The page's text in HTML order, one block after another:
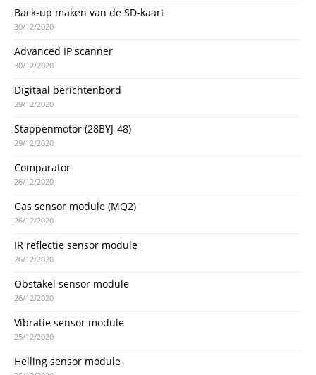
Back-up maken van de SD-kaart
30/12/2020
Advanced IP scanner
30/12/2020
Digitaal berichtenbord
29/12/2020
Stappenmotor (28BYJ-48)
29/12/2020
Comparator
26/12/2020
Gas sensor module (MQ2)
26/12/2020
IR reflectie sensor module
26/12/2020
Obstakel sensor module
26/12/2020
Vibratie sensor module
25/12/2020
Helling sensor module